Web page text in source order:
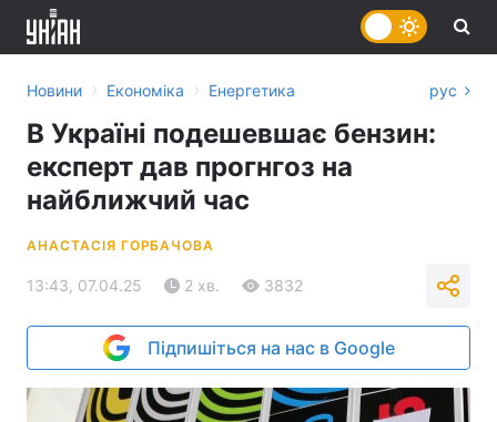
Новини › Економіка › Енергетика рус
В Україні подешевшає бензин:
експерт дав прогнгоз на
найближчий час
АНАСТАСІЯ ГОРБАЧОВА
13:43, 07.04.25 2 хв. 3832
Підпишіться на нас в Google